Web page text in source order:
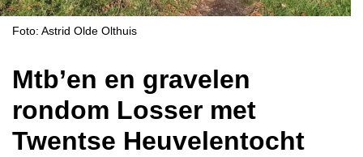
Foto: Astrid Olde Olthuis
Mtb’en en gravelen
rondom Losser met
Twentse Heuvelentocht